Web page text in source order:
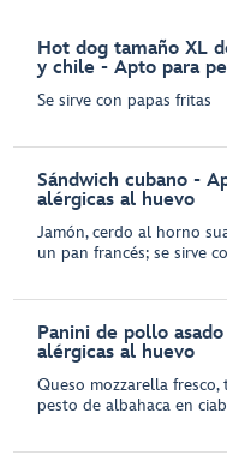
Hot dog tamaño XL
y chile - Apto para
Se sirve con papas fritas
Sándwich cubano -
alérgicas al huevo
Jamón, cerdo al horno
un pan francés; se sirve
Panini de pollo
alérgicas al huevo
Queso mozzarella
pesto de albahaca en